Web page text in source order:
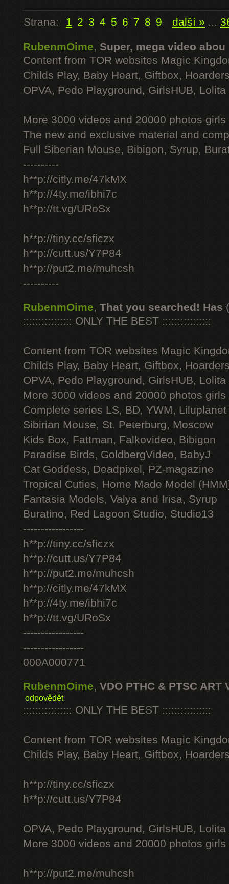
Strana: 1 2 3 4 5 6 7 8 9 další » ...
RubenmOime, Super, mega video abou
Content from TOR websites Magic
Childs Play, Baby Heart, Giftbox,
OPVA, Pedo Playground, GirlsHUB, Lolita
More 3000 videos and 20000 photos
The new and exclusive material and
Full Siberian Mouse, Bibigon, Syrup,
----------
h**p://citly.me/47kMX
h**p://4ty.me/ibhi7c
h**p://tt.vg/URoSx
h**p://tiny.cc/sficzx
h**p://cutt.us/Y7P84
h**p://put2.me/muhcsh
----------
RubenmOime, That you searched! Has
:::::::::::::::: ONLY THE BEST ::::::::::::::::
Content from TOR websites Magic
Childs Play, Baby Heart, Giftbox,
OPVA, Pedo Playground, GirlsHUB, Lolita
More 3000 videos and 20000 photos
Complete series LS, BD, YWM, Liluplanet
Sibirian Mouse, St. Peterburg, Moscow
Kids Box, Fattman, Falkovideo, Bibigon
Paradise Birds, GoldbergVideo, BabyJ
Cat Goddess, Deadpixel, PZ-magazine
Tropical Cuties, Home Made Model
Fantasia Models, Valya and Irisa, Syrup
Buratino, Red Lagoon Studio, Studio13
-----------------
h**p://tiny.cc/sficzx
h**p://cutt.us/Y7P84
h**p://put2.me/muhcsh
h**p://citly.me/47kMX
h**p://4ty.me/ibhi7c
h**p://tt.vg/URoSx
-----------------
-----------------
000A000771
RubenmOime, VDO PTHC & PTSC ART
odpovědět
:::::::::::::::: ONLY THE BEST ::::::::::::::::
Content from TOR websites Magic
Childs Play, Baby Heart, Giftbox,
h**p://tiny.cc/sficzx
h**p://cutt.us/Y7P84
OPVA, Pedo Playground, GirlsHUB, Lolita
More 3000 videos and 20000 photos
h**p://put2.me/muhcsh